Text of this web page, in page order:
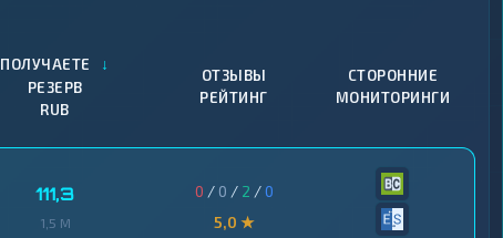
ПОЛУЧАЕТЕ ↓
РЕЗЕРВ
RUB
ОТЗЫВЫ
РЕЙТИНГ
СТОРОННИЕ
МОНИТОРИНГИ
111,3
1,5 M
0 / 0 / 2 /0
5,0 ★